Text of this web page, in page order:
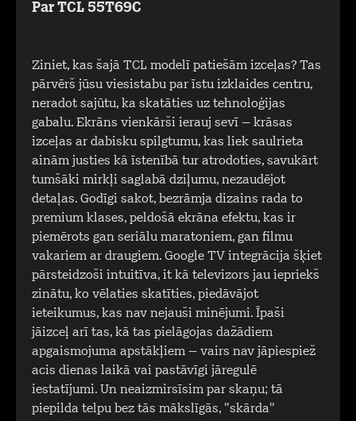
Par TCL 55T69C
Ziniet, kas šajā TCL modelī patiešām izceļas? Tas
pārvērš jūsu viesistabu par īstu izklaides centru,
neradot sajūtu, ka skatāties uz tehnoloģijas
gabalu. Ekrāns vienkārši ierauj sevī – krāsas
izceļas ar dabisku spilgtumu, kas liek saulrieta
ainām justies kā īstenībā tur atrodoties, savukārt
tumšāki mirkļi saglabā dziļumu, nezaudējot
detaļas. Godīgi sakot, bezrāmja dizains rada to
premium klases, peldošā ekrāna efektu, kas ir
piemērots gan seriālu maratoniem, gan filmu
vakariem ar draugiem. Google TV integrācija šķiet
pārsteidzoši intuitīva, it kā televizors jau iepriekš
zinātu, ko vēlaties skatīties, piedāvājot
ieteikumus, kas nav nejauši minējumi. Īpaši
jāizceļ arī tas, kā tas pielāgojas dažādiem
apgaismojuma apstākļiem – vairs nav jāpiespiež
acis dienas laikā vai pastāvīgi jāregulē
iestatījumi. Un neaizmirsīsim par skaņu; tā
piepilda telpu bez tās mākslīgās, "skārda"